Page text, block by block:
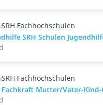
SRH Fachhochschulen
SRH Schulen
SRH Fachhochschulen
Fachkraft Mutter/Vater-